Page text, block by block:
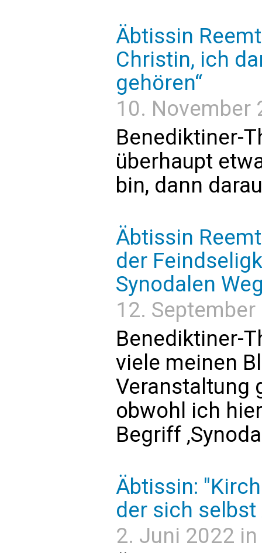
Äbtissin
Christin, ich
gehören“
10. November
Benediktiner-
überhaupt
bin, dann
Äbtissin
der
Synodalen
12.
Benediktiner-
viele meinen
Veranstaltung
obwohl ich
Begriff
Äbtissin:
der sich
2. Juni 2022